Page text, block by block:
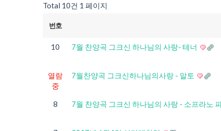
Total 10건 1 페이지
번호
10 7월 찬양곡 그크신 하나님의 사랑- 테너
열람
중
7월찬양곡 그크신하나님의사랑 - 알토
8 7월 찬양곡 그크신 하나님의 사랑 - 소프라노